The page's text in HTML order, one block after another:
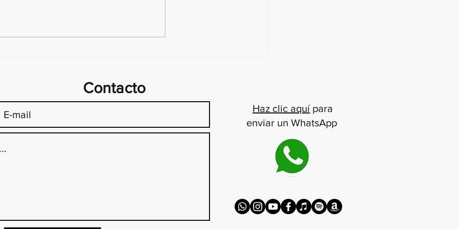
popular en todos los tiempos
Contacto
Haz clic aquípara
enviar un WhatsApp